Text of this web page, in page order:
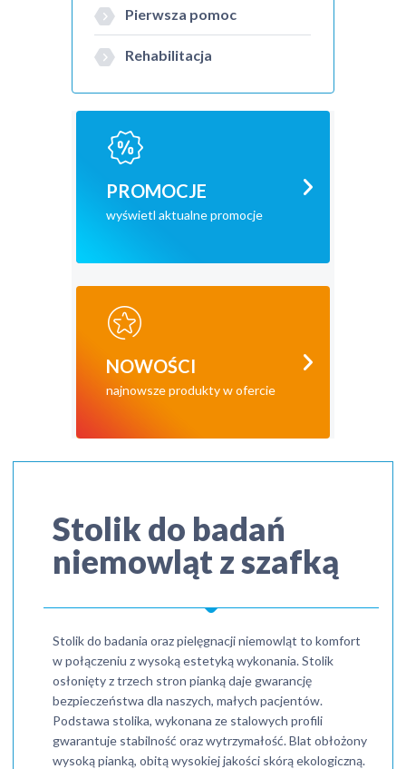
Pierwsza pomoc
Rehabilitacja
PROMOCJE
wyświetl aktualne promocje
NOWOŚCI
najnowsze produkty w ofercie
Stolik do badań
niemowląt z szafką
Stolik do badania oraz pielęgnacji niemowląt to komfort
w połączeniu z wysoką estetyką wykonania. Stolik
osłonięty z trzech stron pianką daje gwarancję
bezpieczeństwa dla naszych, małych pacjentów.
Podstawa stolika, wykonana ze stalowych profili
gwarantuje stabilność oraz wytrzymałość. Blat obłożony
wysoką pianką, obitą wysokiej jakości skórą ekologiczną.